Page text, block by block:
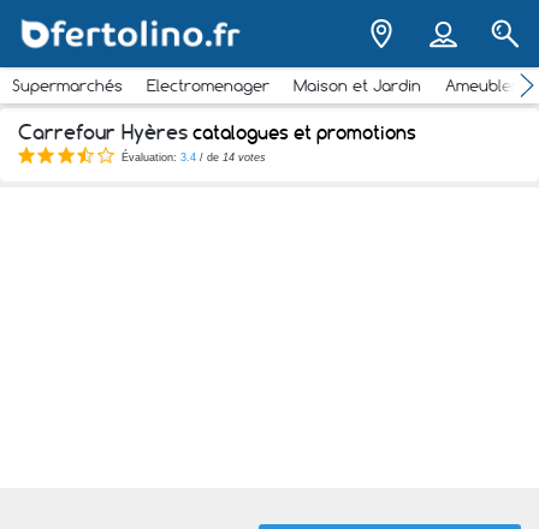
Supermarchés Electromenager Maison et Jardin
Carrefour Hyères catalogues et promotions
Évaluation: 3.4 / de 14 votes